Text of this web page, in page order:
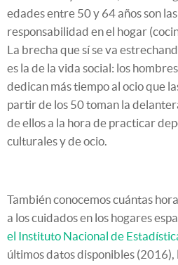
edades entre 50 y 64 años son
responsabilidad en el hogar
La brecha que sí se va
es la de la vida social: los
dedican más tiempo al ocio que
partir de los 50 toman la
de ellos a la hora de practicar
culturales y de ocio.
También conocemos cuántas
a los cuidados en los hogares
el Instituto Nacional de
últimos datos disponibles